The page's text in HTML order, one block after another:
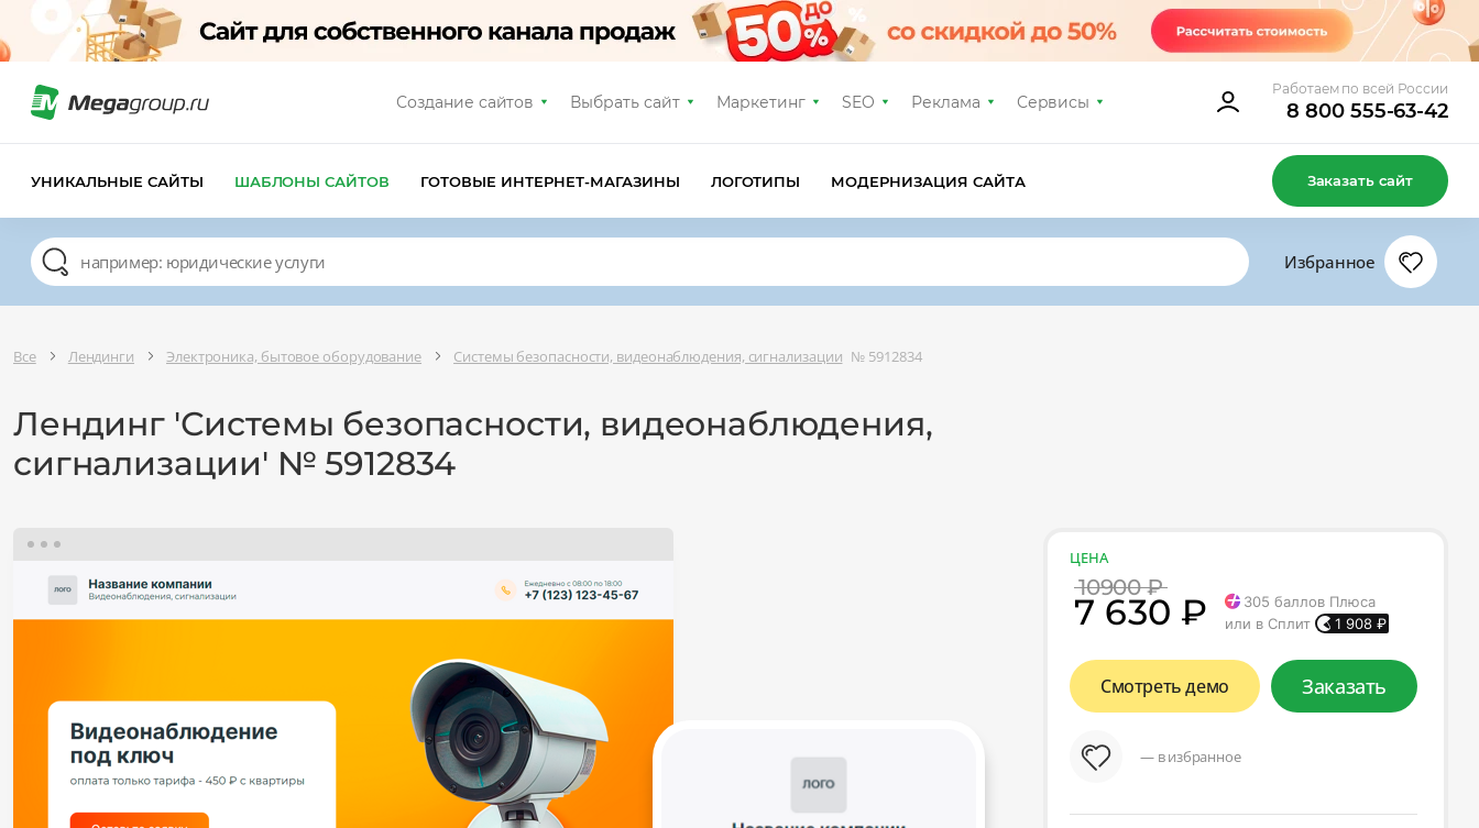
Создание сайтов Выбрать сайт Маркетинг SEO Реклама Сервисы
Работаем по всей России
8 800 555-63-42
УНИКАЛЬНЫЕ САЙТЫ ШАБЛОНЫ САЙТОВ ГОТОВЫЕ ИНТЕРНЕТ-МАГАЗИНЫ ЛОГОТИПЫ МОДЕРНИЗАЦИЯ САЙТА Заказать сайт
Избранное
Все Лендинги Электроника, бытовое оборудование Системы безопасности, видеонаблюдения, сигнализации № 5912834
Лендинг 'Системы безопасности, видеонаблюдения,
сигнализации' № 5912834
ЦЕНА
10900 ₽
7 630 ₽ 305 баллов Плюса
или в Сплит
1 908 ₽
Смотреть демо Заказать
— в избранное